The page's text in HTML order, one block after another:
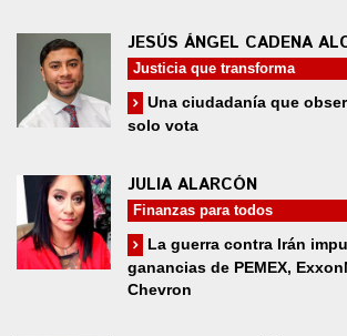
JESÚS ÁNGEL CADENA
Justicia que transforma
Una ciudadanía que
solo vota
JULIA ALARCÓN
Finanzas para todos
La guerra contra Irán
ganancias de PEMEX,
Chevron